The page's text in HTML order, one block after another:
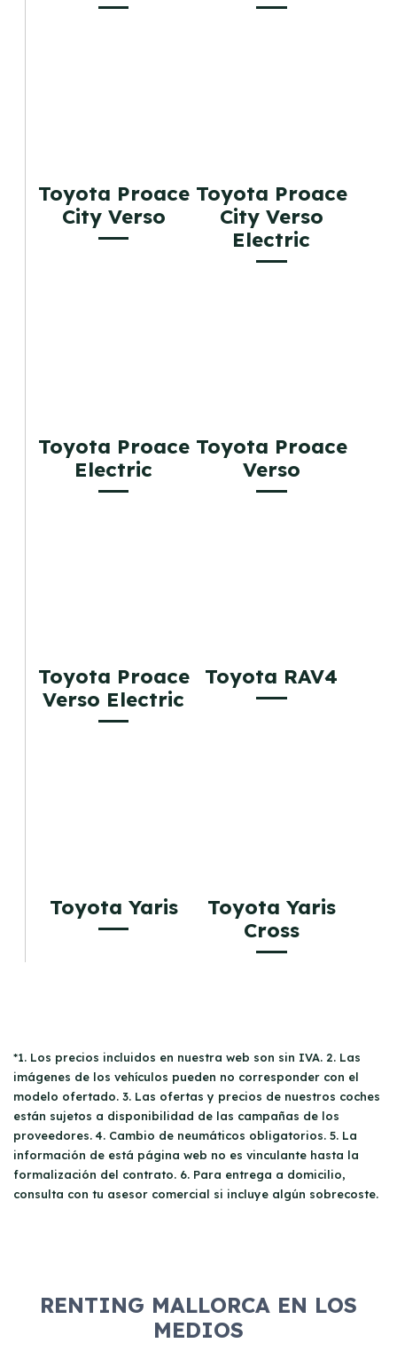
Toyota Proace
City Verso
Toyota Proace
City Verso
Electric
Toyota Proace
Electric
Toyota Proace
Verso
Toyota Proace
Verso Electric
Toyota RAV4
Toyota Yaris
Toyota Yaris
Cross
*1. Los precios incluidos en nuestra web son sin IVA. 2. Las
imágenes de los vehículos pueden no corresponder con el
modelo ofertado. 3. Las ofertas y precios de nuestros coches
están sujetos a disponibilidad de las campañas de los
proveedores. 4. Cambio de neumáticos obligatorios. 5. La
información de está página web no es vinculante hasta la
formalización del contrato. 6. Para entrega a domicilio,
consulta con tu asesor comercial si incluye algún sobrecoste.
RENTING MALLORCA EN LOS
MEDIOS